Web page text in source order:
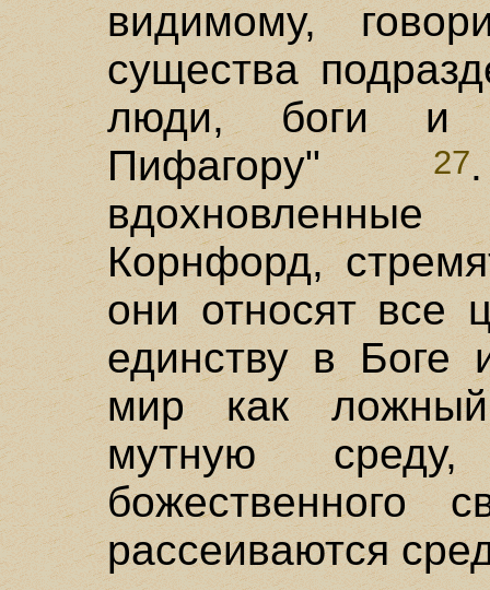
видимому,
существа
люди, боги и
Пифагору" 27
Корнфорд,
они относят все
единству в Боге
мир как
мутную
божественного
рассеиваются